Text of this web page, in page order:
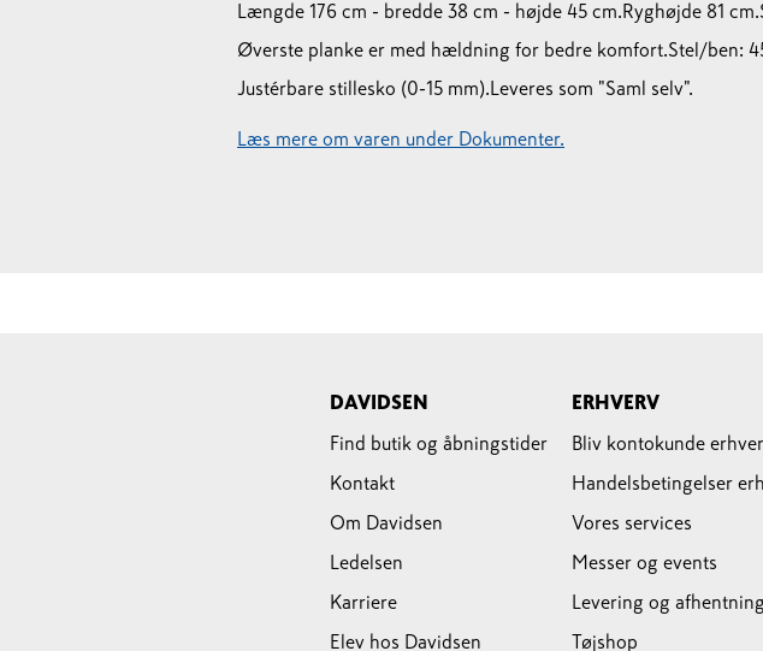
Længde 176 cm - bredde 38 cm - højde 45 cm. Ryghøjde 81 cm.
Øverste planke er med hældning for bedre komfort. Stel/ben:
Justérbare stillesko (0-15 mm).
Leveres som "Saml selv".
Læs mere om varen under Dokumenter.
DAVIDSEN
Find butik og åbningstider
Kontakt
Om Davidsen
Ledelsen
Karriere
Elev hos Davidsen
ERHVERV
Bliv kontokunde
Handelsbetingelser
Vores services
Messer og events
Levering og afhentning
Tøjshop